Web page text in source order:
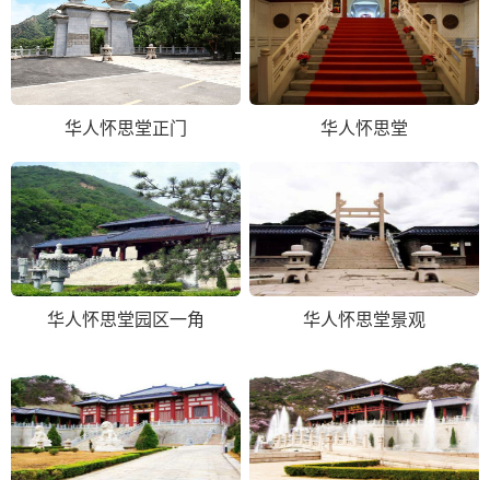
华人怀思堂正门 华人怀思堂
华人怀思堂园区一角 华人怀思堂景观